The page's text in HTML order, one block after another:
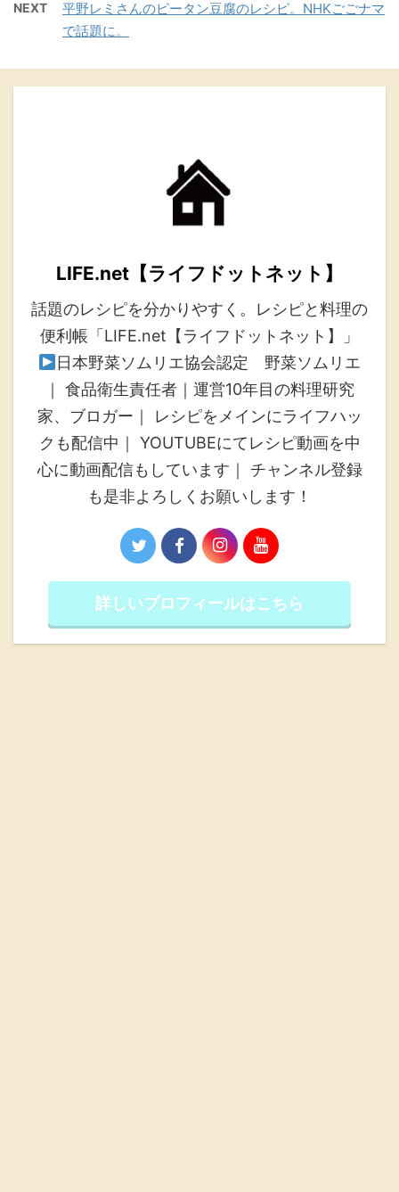
NEXT
平野レミさんのピータン豆腐のレシピ。NHKごごナマ
で話題に。
LIFE.net【ライフドットネット】
話題のレシピを分かりやすく。レシピと料理の
便利帳「LIFE.net【ライフドットネット】」
日本野菜ソムリエ協会認定 野菜ソムリエ
｜ 食品衛生責任者｜運営10年目の料理研究
家、ブロガー｜ レシピをメインにライフハッ
クも配信中｜ YOUTUBEにてレシピ動画を中
心に動画配信もしています｜ チャンネル登録
も是非よろしくお願いします！
詳しいプロフィールはこちら